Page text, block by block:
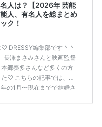
人は？【2026年 芸能
人、有名人を総まとめ
ク！
DRESSY編集部です＾＾
長澤まさみさんと映画監督
郷奏多さんなど多くの方
♡ こちらの記事では、DR
の1月〜現在までで結婚さ